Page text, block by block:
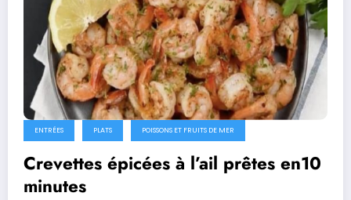
ENTRÉES PLATS POISSONS ET FRUITS DE MER
Crevettes épicées à l’ail prêtes en10
minutes